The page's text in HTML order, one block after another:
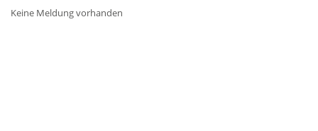
Keine Meldung vorhanden